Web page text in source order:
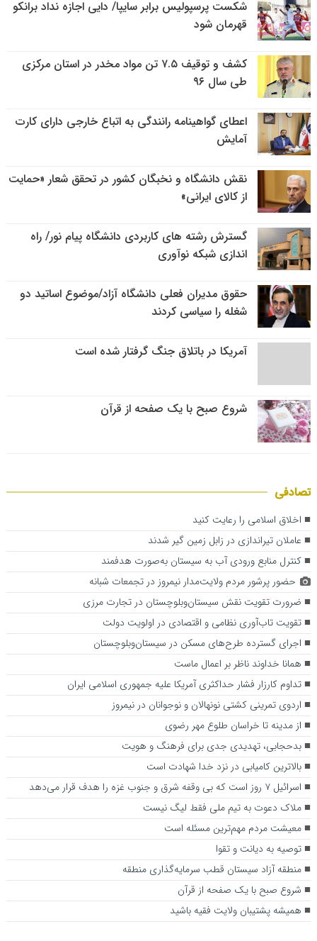
شکست پرسپولیس برابر سایپا/ دایی اجازه نداد برانکو
قهرمان شود
کشف و توقیف ۷.۵ تن مواد مخدر در استان مرکزی
طی سال ۹۶
اعطای گواهینامه رانندگی به اتباع خارجی دارای کارت
آمایش
نقش دانشگاه و نخبگان کشور در تحقق شعار «حمایت
از کالای ایرانی»
گسترش رشته های کاربردی دانشگاه پیام نور/ راه
اندازی شبکه نوآوری
حقوق مدیران فعلی دانشگاه آزاد/موضوع اساتید دو
شغله را سیاسی کردند
آمریکا در باتلاق جنگ گرفتار شده است
شروع صبح با یک صفحه از قرآن
تصادفی
اخلاق اسلامی را رعایت کنید
عاملان تیراندازی در زابل زمین گیر شدند
کنترل منابع ورودی آب به سیستان به‌صورت هدفمند
حضور پرشور مردم ولایت‌مدار نیمروز در تجمعات شبانه
ضرورت تقویت نقش سیستان‌وبلوچستان در تجارت مرزی
تقویت تاب‌آوری نظامی و اقتصادی در اولویت دولت
اجرای گسترده طرح‌های مسکن در سیستان‌وبلوچستان
همانا خداوند ناظر بر اعمال ماست
تداوم کارزار فشار حداکثری آمریکا علیه جمهوری اسلامی ایران
اردوی تمرینی کشتی نونهالان و نوجوانان در نیمروز
از مدینه تا خراسان طلوع مهر رضوی
بدحجابی، تهدیدی جدی برای فرهنگ و هویت
بالاترین کامیابی در نزد خدا شهادت است
اسرائیل ۷ روز است که بی وقفه شرق و جنوب غزه را هدف قرار می‌دهد
ملاک دعوت به تیم ملی فقط لیگ نیست
معیشت مردم مهم‌ترین مسئله است
توصیه به دیانت و تقوا
منطقه آزاد سیستان قطب سرمایه‌گذاری منطقه
شروع صبح با یک صفحه از قرآن
همیشه پشتیبان ولایت فقیه باشید